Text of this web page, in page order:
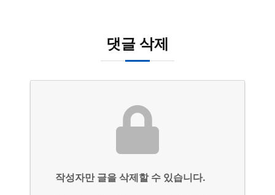
댓글 삭제
작성자만 글을 삭제할 수 있습니다.